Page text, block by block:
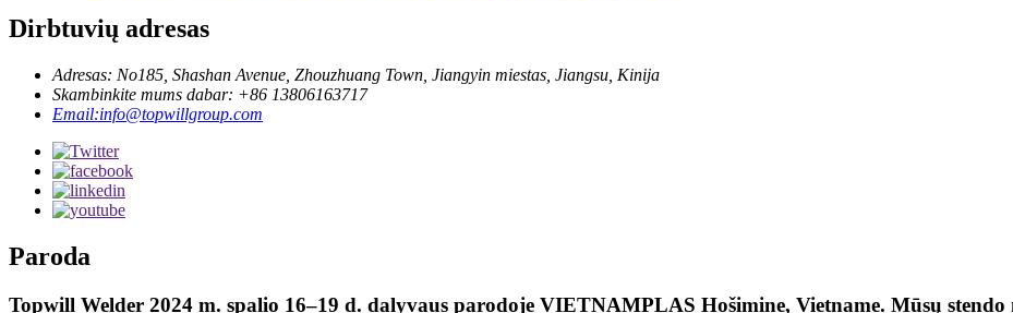
Dirbtuvių adresas
Adresas: No185, Shashan Avenue, Zhouzhuang Town, Jiangyin miestas, Jiangsu, Kinija
Skambinkite mums dabar: +86 13806163717
Email:info@topwillgroup.com
Paroda
Topwill Welder 2024 m. spalio 16–19 d. dalyvaus parodoje VIETNAMPLAS Hošimine, Vietname. Mūsų stendo